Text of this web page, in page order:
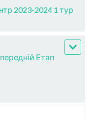
2023-2024 1 тур
Етап